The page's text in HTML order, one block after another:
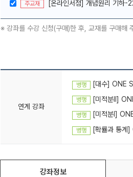
주교재 [온라인서점] 개념원리 기하-
※ 강좌를 수강 신청(구매)한 후, 교재를 구매해
연계 강좌
병행 [대수] ONE
병행 [미적분ll]
병행 [미적분l]
병행 [확률과 통계
강좌정보